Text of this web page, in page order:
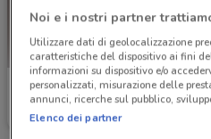
Cam
Scade il 31/12
Noi e i nostri partner
Utilizzare dati di geolocalizzazione
caratteristiche del dispositivo ai fini
informazioni su dispositivo e/o
personalizzati, misurazione delle
annunci, ricerche sul pubblico,
Elenco dei partner